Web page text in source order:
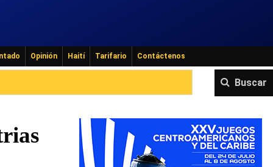
Opinión Haití Tarifario Contáctenos
Buscar